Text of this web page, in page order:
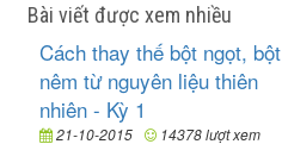
Bài viết được xem nhiều
Cách thay thế bột ngọt, bột
nêm từ nguyên liệu thiên
nhiên - Kỳ 1
21-10-2015 14378 lượt xem